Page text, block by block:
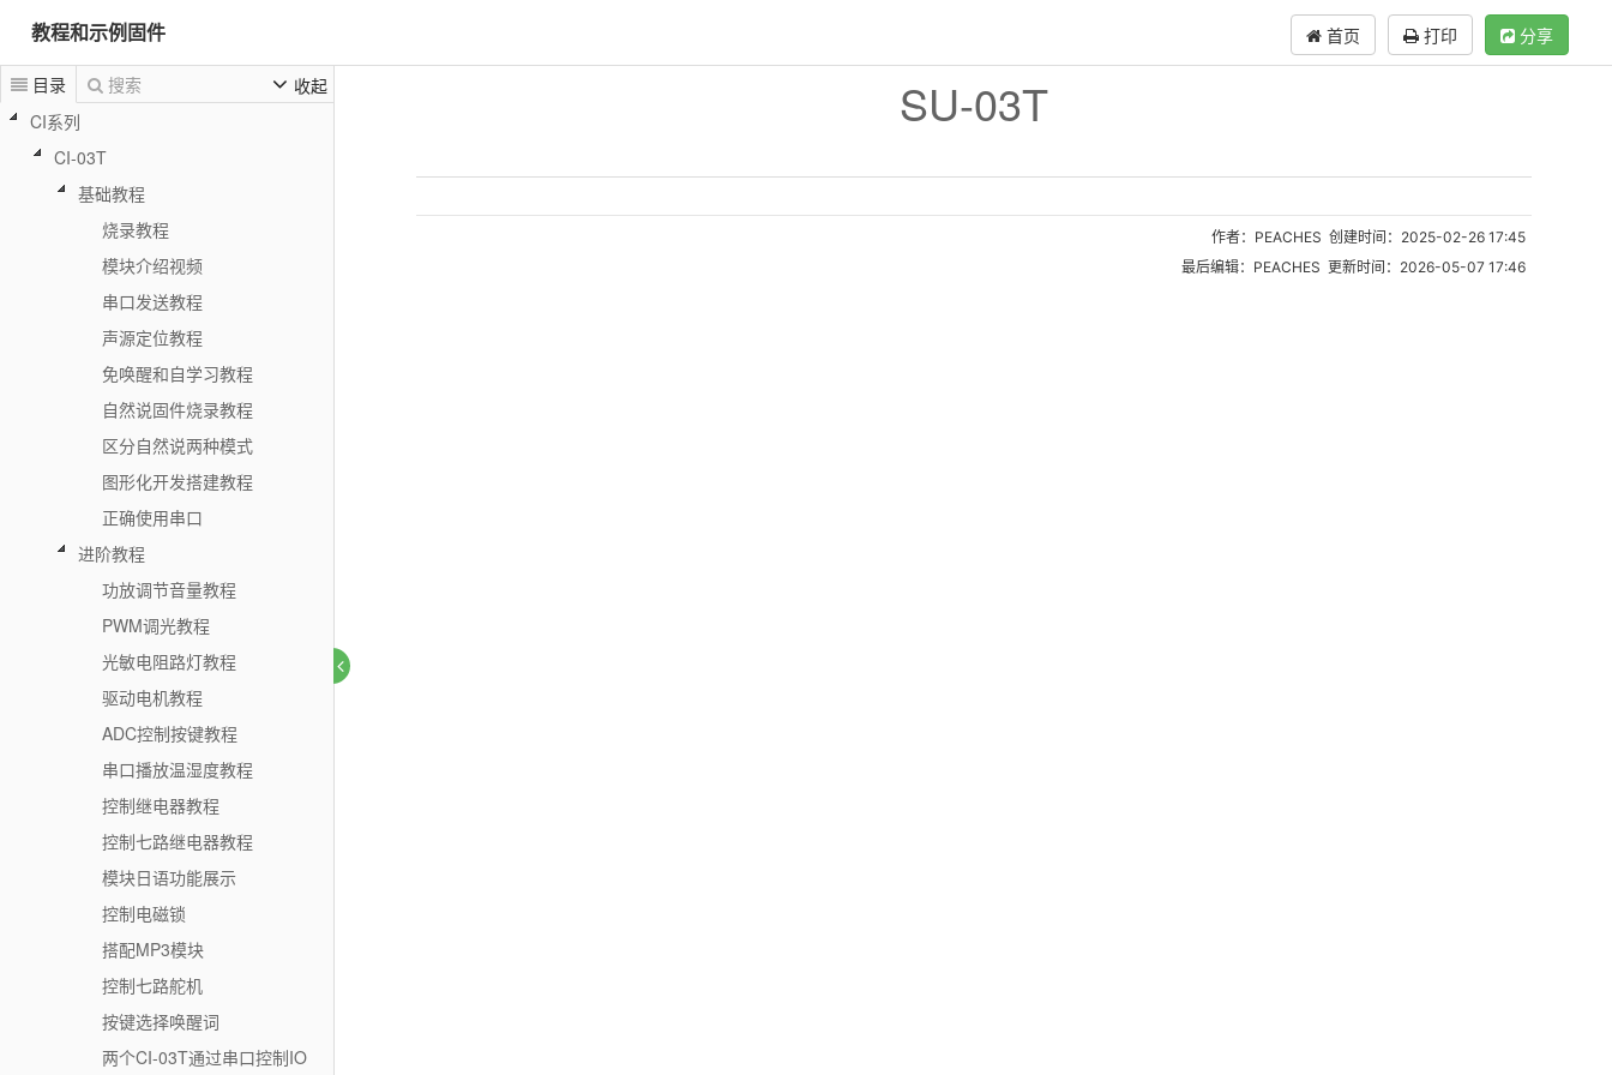
教程和示例固件 首页 打印 分享
目录 搜索
收起
CI系列
CI-03T
基础教程
烧录教程
模块介绍视频
串口发送教程
声源定位教程
免唤醒和自学习教程
自然说固件烧录教程
区分自然说两种模式
图形化开发搭建教程
正确使用串口
进阶教程
功放调节音量教程
PWM调光教程
光敏电阻路灯教程
驱动电机教程
ADC控制按键教程
串口播放温湿度教程
控制继电器教程
控制七路继电器教程
模块日语功能展示
控制电磁锁
搭配MP3模块
控制七路舵机
按键选择唤醒词
两个CI-03T通过串口控制IO
SU-03T
作者：PEACHES 创建时间：2025-02-26 17:45
最后编辑：PEACHES 更新时间：2026-05-07 17:46